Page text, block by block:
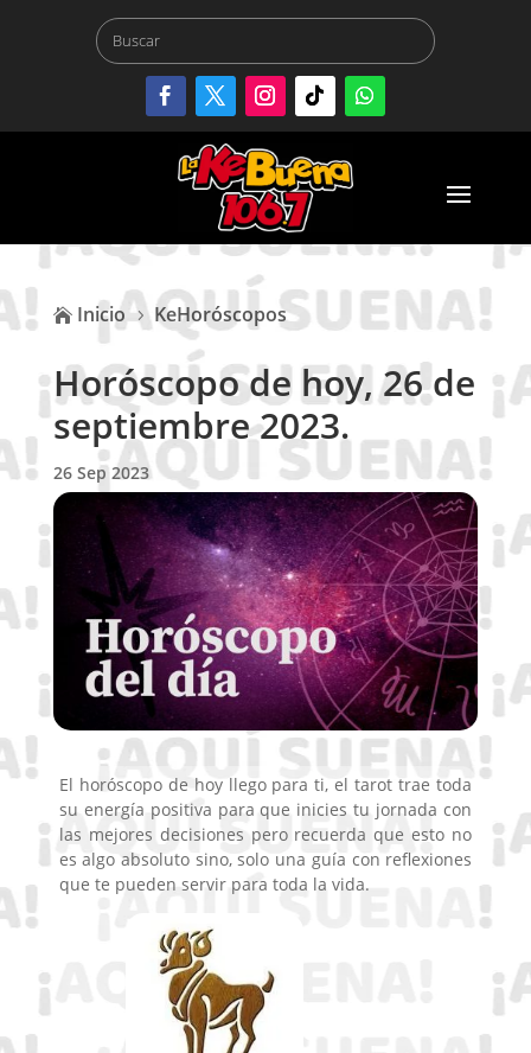
 Inicio 5 KeHoróscopos
Horóscopo de hoy, 26 de
septiembre 2023.
26 Sep 2023
El horóscopo de hoy llego para ti, el tarot trae toda
su energía positiva para que inicies tu jornada con
las mejores decisiones pero recuerda que esto no
es algo absoluto sino, solo una guía con reflexiones
que te pueden servir para toda la vida.